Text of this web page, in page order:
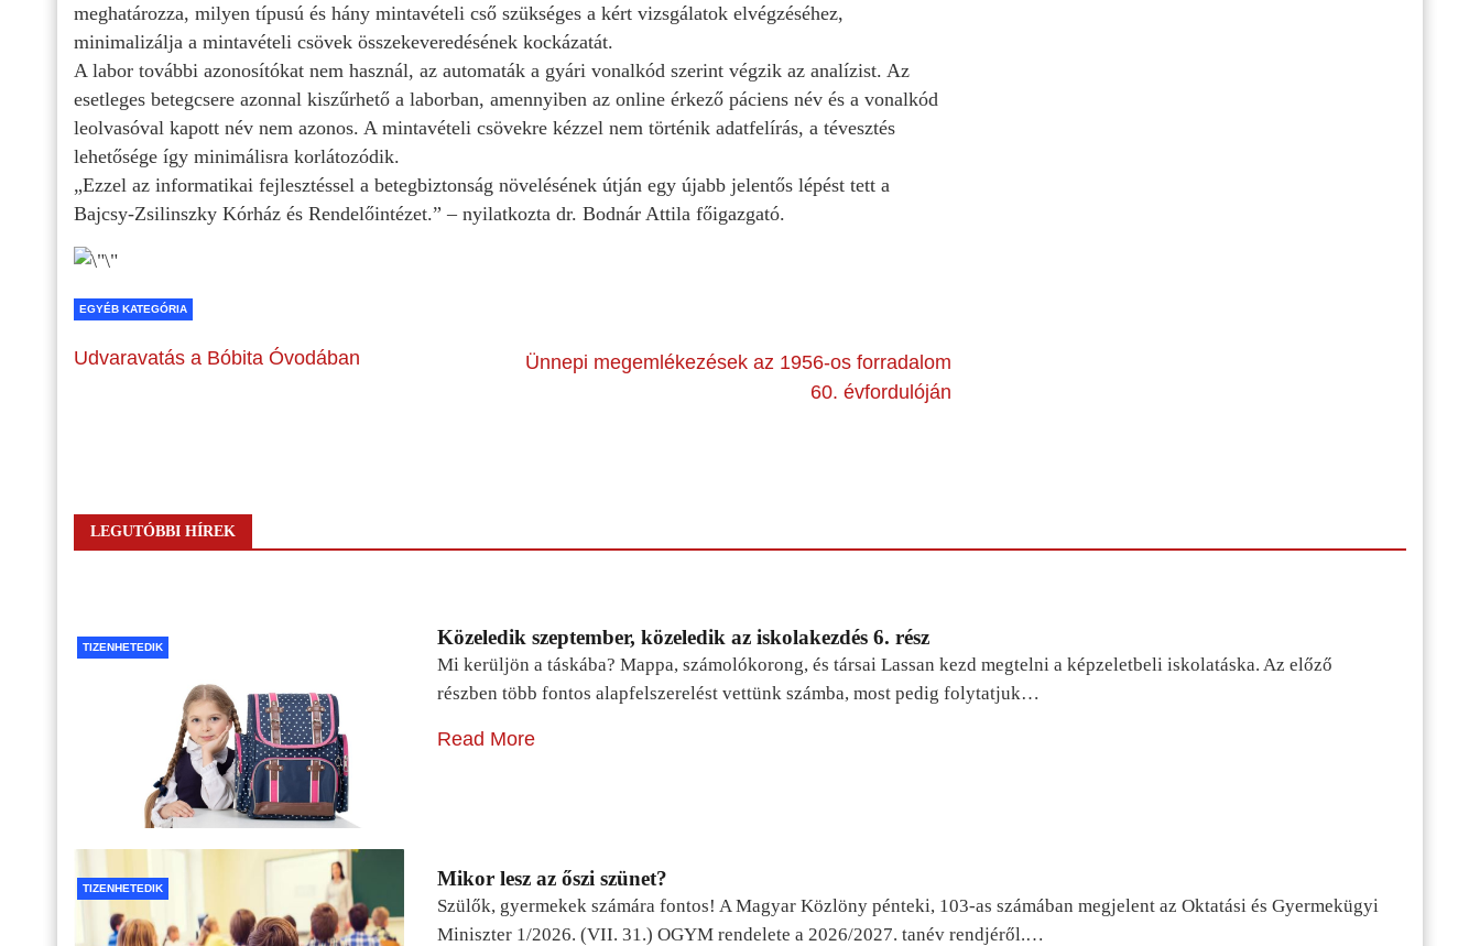
meghatározza, milyen típusú és hány mintavételi cső szükséges a kért vizsgálatok elvégzéséhez,
minimalizálja a mintavételi csövek összekeveredésének kockázatát.
A labor további azonosítókat nem használ, az automaták a gyári vonalkód szerint végzik az analízist. Az
esetleges betegcsere azonnal kiszűrhető a laborban, amennyiben az online érkező páciens név és a vonalkód
leolvasóval kapott név nem azonos. A mintavételi csövekre kézzel nem történik adatfelírás, a tévesztés
lehetősége így minimálisra korlátozódik.
„Ezzel az informatikai fejlesztéssel a betegbiztonság növelésének útján egy újabb jelentős lépést tett a
Bajcsy-Zsilinszky Kórház és Rendelőintézet.” – nyilatkozta dr. Bodnár Attila főigazgató.
EGYÉB KATEGÓRIA
Udvaravatás a Bóbita Óvodában
Ünnepi megemlékezések az 1956-os forradalom
60. évfordulóján
LEGUTÓBBI HÍREK
TIZENHETEDIK Közeledik szeptember, közeledik az iskolakezdés 6. rész
Mi kerüljön a táskába? Mappa, számolókorong, és társai Lassan kezd megtelni a képzeletbeli iskolatáska. Az előző
részben több fontos alapfelszerelést vettünk számba, most pedig folytatjuk…
Read More
TIZENHETEDIK Mikor lesz az őszi szünet?
Szülők, gyermekek számára fontos! A Magyar Közlöny pénteki, 103-as számában megjelent az Oktatási és Gyermekügyi
Miniszter 1/2026. (VII. 31.) OGYM rendelete a 2026/2027. tanév rendjéről.…